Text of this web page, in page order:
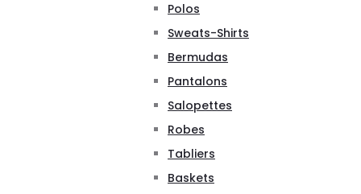
Polos
Sweats-Shirts
Bermudas
Pantalons
Salopettes
Robes
Tabliers
Baskets